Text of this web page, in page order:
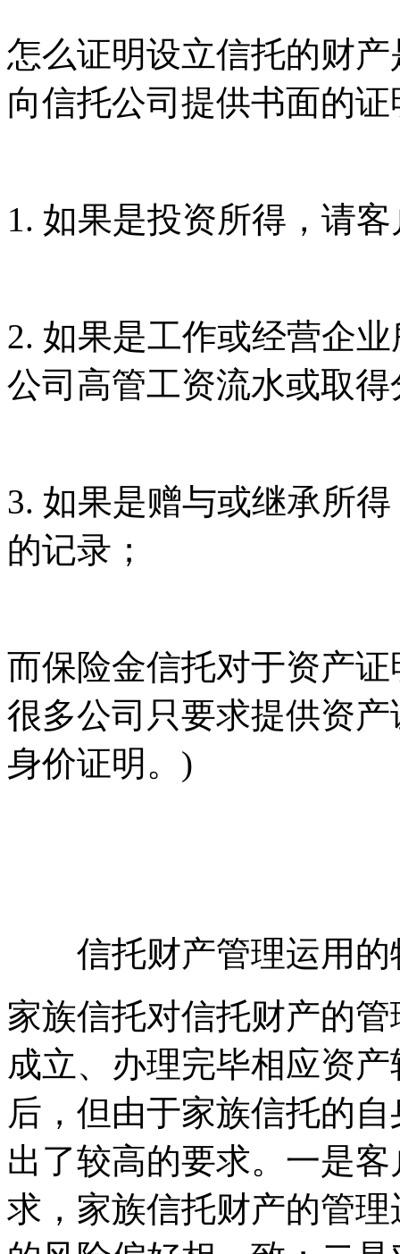
怎么证明设立信托的财
向信托公司提供书面的
1. 如果是投资所得，请
2. 如果是工作或经营企
公司高管工资流水或取
3. 如果是赠与或继承所
的记录；
而保险金信托对于资产
很多公司只要求提供资
身价证明。)
信托财产管理运
家族信托对信托财产的
成立、办理完毕相应资
后，但由于家族信托的
出了较高的要求。一是
求，家族信托财产的管